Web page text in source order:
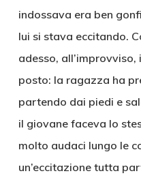
indossava era ben
lui si stava eccitando.
adesso,
posto: la ragazza ha
partendo dai piedi e
il giovane faceva lo
molto audaci lungo le
un’eccitazione tutta